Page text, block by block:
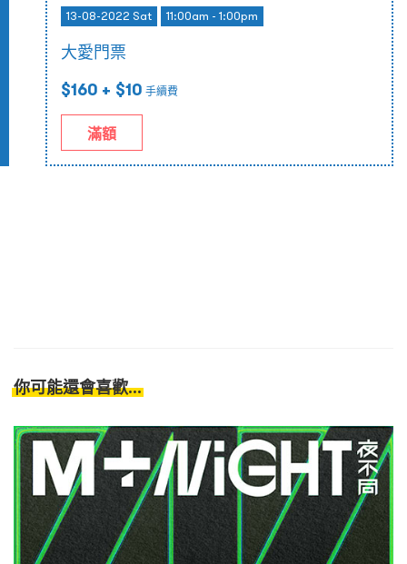
13-08-2022 Sat 11:00am - 1:00pm
大愛門票
$160 + $10 手續費
滿額
你可能還會喜歡...